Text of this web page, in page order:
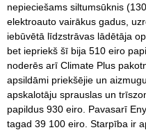
nepieciešams siltumsūknis
elektroauto vairākus gadus,
iebūvētā līdzstrāvas lādētāja
bet iepriekš šī bija 510 eiro
noderēs arī Climate Plus
apsildāmi priekšējie un
apskalotāju sprauslas un
papildus 930 eiro. Pavasarī
tagad 39 100 eiro. Starpība ir